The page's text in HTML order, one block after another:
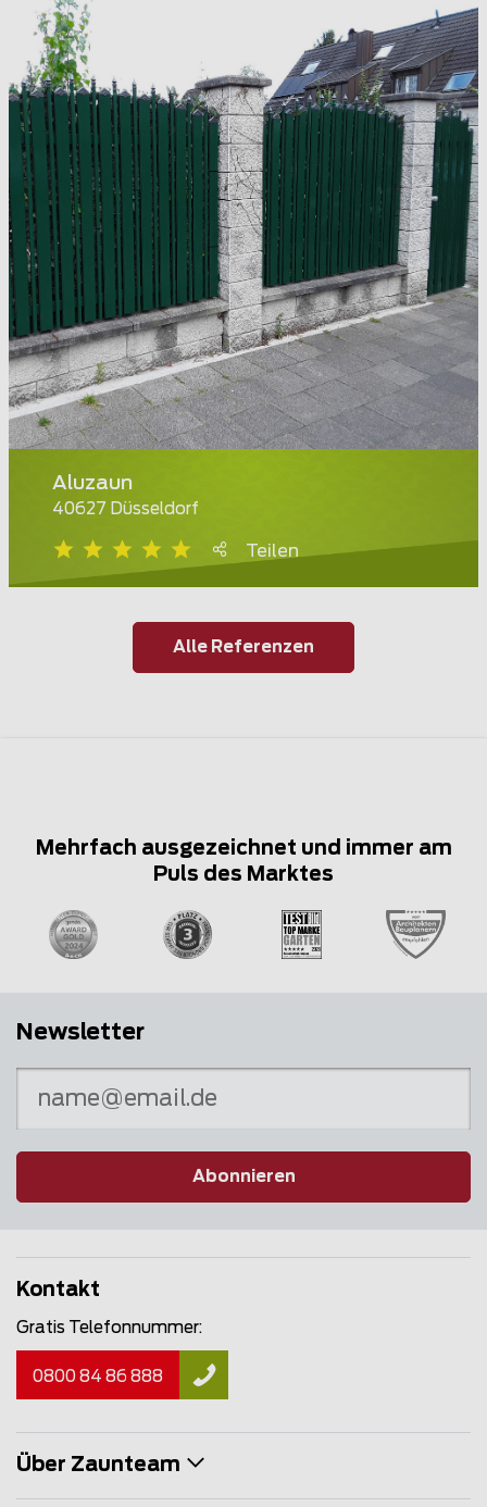
Aluzaun
40627 Düsseldorf
Teilen
Alle Referenzen
Mehrfach ausgezeichnet und immer am
Puls des Marktes
Newsletter
Abonnieren
Kontakt
Gratis Telefonnummer:
0800 84 86 888
Über Zaunteam